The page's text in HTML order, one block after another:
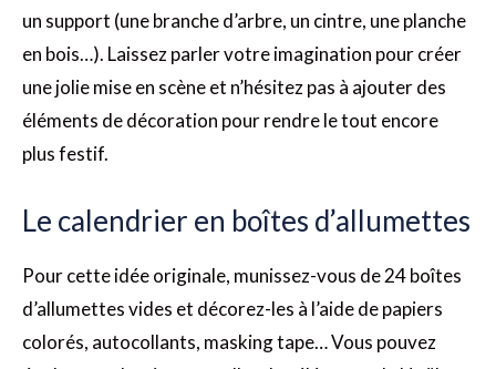
un support (une branche d’arbre, un cintre, une planche
en bois…). Laissez parler votre imagination pour créer
une jolie mise en scène et n’hésitez pas à ajouter des
éléments de décoration pour rendre le tout encore
plus festif.
Le calendrier en boîtes d’allumettes
Pour cette idée originale, munissez-vous de 24 boîtes
d’allumettes vides et décorez-les à l’aide de papiers
colorés, autocollants, masking tape… Vous pouvez